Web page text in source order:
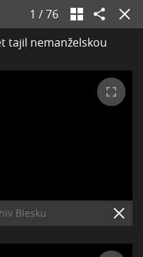
1 /76
tajil nemanželskou
Blesku